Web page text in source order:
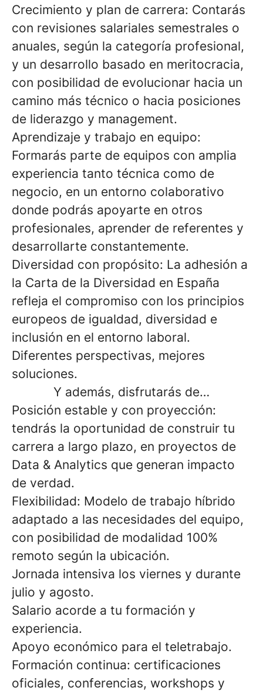
Crecimiento y plan de carrera: Contarás
con revisiones salariales semestrales o
anuales, según la categoría profesional,
y un desarrollo basado en meritocracia,
con posibilidad de evolucionar hacia un
camino más técnico o hacia posiciones
de liderazgo y management.
Aprendizaje y trabajo en equipo:
Formarás parte de equipos con amplia
experiencia tanto técnica como de
negocio, en un entorno colaborativo
donde podrás apoyarte en otros
profesionales, aprender de referentes y
desarrollarte constantemente.
Diversidad con propósito: La adhesión a
la Carta de la Diversidad en España
refleja el compromiso con los principios
europeos de igualdad, diversidad e
inclusión en el entorno laboral.
Diferentes perspectivas, mejores
soluciones.
Y además, disfrutarás de…
Posición estable y con proyección:
tendrás la oportunidad de construir tu
carrera a largo plazo, en proyectos de
Data & Analytics que generan impacto
de verdad.
Flexibilidad: Modelo de trabajo híbrido
adaptado a las necesidades del equipo,
con posibilidad de modalidad 100%
remoto según la ubicación.
Jornada intensiva los viernes y durante
julio y agosto.
Salario acorde a tu formación y
experiencia.
Apoyo económico para el teletrabajo.
Formación continua: certificaciones
oficiales, conferencias, workshops y